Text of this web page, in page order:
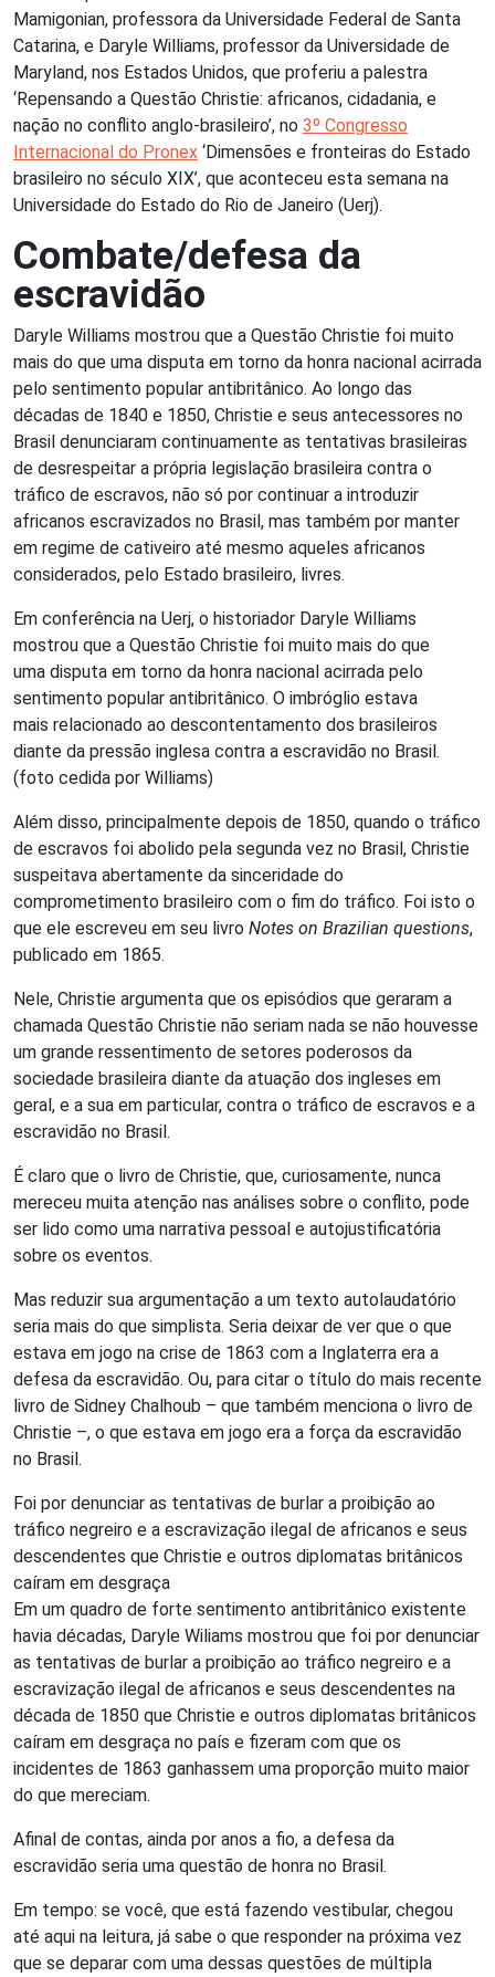
Mamigonian, professora da Universidade Federal de Santa
Catarina, e Daryle Williams, professor da Universidade de
Maryland, nos Estados Unidos, que proferiu a palestra
‘Repensando a Questão Christie: africanos, cidadania, e
nação no conflito anglo-brasileiro’, no 3º Congresso
Internacional do Pronex ‘Dimensões e fronteiras do Estado
brasileiro no século XIX’, que aconteceu esta semana na
Universidade do Estado do Rio de Janeiro (Uerj).
Combate/defesa da
escravidão
Daryle Williams mostrou que a Questão Christie foi muito
mais do que uma disputa em torno da honra nacional acirrada
pelo sentimento popular antibritânico. Ao longo das
décadas de 1840 e 1850, Christie e seus antecessores no
Brasil denunciaram continuamente as tentativas brasileiras
de desrespeitar a própria legislação brasileira contra o
tráfico de escravos, não só por continuar a introduzir
africanos escravizados no Brasil, mas também por manter
em regime de cativeiro até mesmo aqueles africanos
considerados, pelo Estado brasileiro, livres.
Em conferência na Uerj, o historiador Daryle Williams
mostrou que a Questão Christie foi muito mais do que
uma disputa em torno da honra nacional acirrada pelo
sentimento popular antibritânico. O imbróglio estava
mais relacionado ao descontentamento dos brasileiros
diante da pressão inglesa contra a escravidão no Brasil.
(foto cedida por Williams)
Além disso, principalmente depois de 1850, quando o tráfico
de escravos foi abolido pela segunda vez no Brasil, Christie
suspeitava abertamente da sinceridade do
comprometimento brasileiro com o fim do tráfico. Foi isto o
que ele escreveu em seu livro Notes on Brazilian questions,
publicado em 1865.
Nele, Christie argumenta que os episódios que geraram a
chamada Questão Christie não seriam nada se não houvesse
um grande ressentimento de setores poderosos da
sociedade brasileira diante da atuação dos ingleses em
geral, e a sua em particular, contra o tráfico de escravos e a
escravidão no Brasil.
É claro que o livro de Christie, que, curiosamente, nunca
mereceu muita atenção nas análises sobre o conflito, pode
ser lido como uma narrativa pessoal e autojustificatória
sobre os eventos.
Mas reduzir sua argumentação a um texto autolaudatório
seria mais do que simplista. Seria deixar de ver que o que
estava em jogo na crise de 1863 com a Inglaterra era a
defesa da escravidão. Ou, para citar o título do mais recente
livro de Sidney Chalhoub – que também menciona o livro de
Christie –, o que estava em jogo era a força da escravidão
no Brasil.
Foi por denunciar as tentativas de burlar a proibição ao
tráfico negreiro e a escravização ilegal de africanos e seus
descendentes que Christie e outros diplomatas britânicos
caíram em desgraça
Em um quadro de forte sentimento antibritânico existente
havia décadas, Daryle Wiliams mostrou que foi por denunciar
as tentativas de burlar a proibição ao tráfico negreiro e a
escravização ilegal de africanos e seus descendentes na
década de 1850 que Christie e outros diplomatas britânicos
caíram em desgraça no país e fizeram com que os
incidentes de 1863 ganhassem uma proporção muito maior
do que mereciam.
Afinal de contas, ainda por anos a fio, a defesa da
escravidão seria uma questão de honra no Brasil.
Em tempo: se você, que está fazendo vestibular, chegou
até aqui na leitura, já sabe o que responder na próxima vez
que se deparar com uma dessas questões de múltipla